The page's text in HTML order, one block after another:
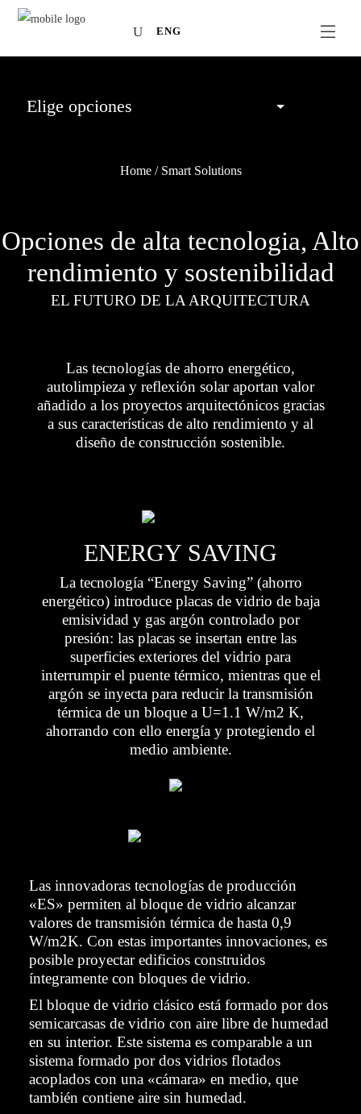
ENG
Home/ Smart Solutions
Opciones de alta tecnologia, Alto
rendimiento y sostenibilidad
EL FUTURO DE LA ARQUITECTURA
Las tecnologías de ahorro energético,
autolimpieza y reflexión solar aportan valor
añadido a los proyectos arquitectónicos gracias
a sus características de alto rendimiento y al
diseño de construcción sostenible.
ENERGY SAVING
La tecnología “Energy Saving” (ahorro
energético) introduce placas de vidrio de baja
emisividad y gas argón controlado por
presión: las placas se insertan entre las
superficies exteriores del vidrio para
interrumpir el puente térmico, mientras que el
argón se inyecta para reducir la transmisión
térmica de un bloque a U=1.1 W/m2 K,
ahorrando con ello energía y protegiendo el
medio ambiente.
Las innovadoras tecnologías de producción
«ES» permiten al bloque de vidrio alcanzar
valores de transmisión térmica de hasta 0,9
W/m2K. Con estas importantes innovaciones, es
posible proyectar edificios construidos
íntegramente con bloques de vidrio.
El bloque de vidrio clásico está formado por dos
semicarcasas de vidrio con aire libre de humedad
en su interior. Este sistema es comparable a un
sistema formado por dos vidrios flotados
acoplados con una «cámara» en medio, que
también contiene aire sin humedad.